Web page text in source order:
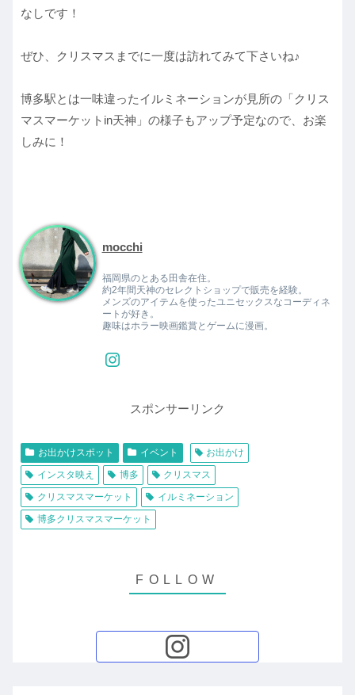
なしです！
ぜひ、クリスマスまでに一度は訪れてみて下さいね♪
博多駅とは一味違ったイルミネーションが見所の「クリス
マスマーケットin天神」の様子もアップ予定なので、お楽
しみに！
mocchi
福岡県のとある田舎在住。
約2年間天神のセレクトショップで販売を経験。
メンズのアイテムを使ったユニセックスなコーディネ
ートが好き。
趣味はホラー映画鑑賞とゲームに漫画。
スポンサーリンク
お出かけスポット イベント
お出かけ
インスタ映え
博多
クリスマス
クリスマスマーケット
イルミネーション
博多クリスマスマーケット